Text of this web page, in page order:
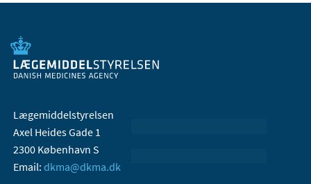
Lægemiddelstyrelsen
Axel Heides Gade 1
2300 København S
Email: dkma@dkma.dk